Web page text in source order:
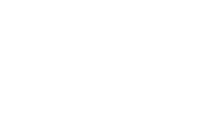
500 Amperios